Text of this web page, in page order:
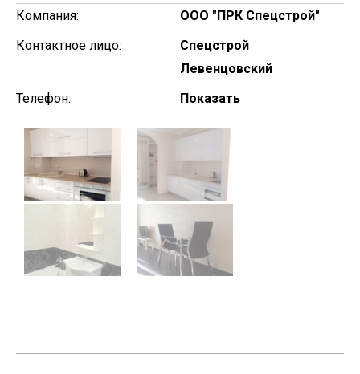
Компания:
ООО "ПРК Спецстрой"
Контактное лицо:
Спецстрой
Левенцовский
Телефон:
Показать